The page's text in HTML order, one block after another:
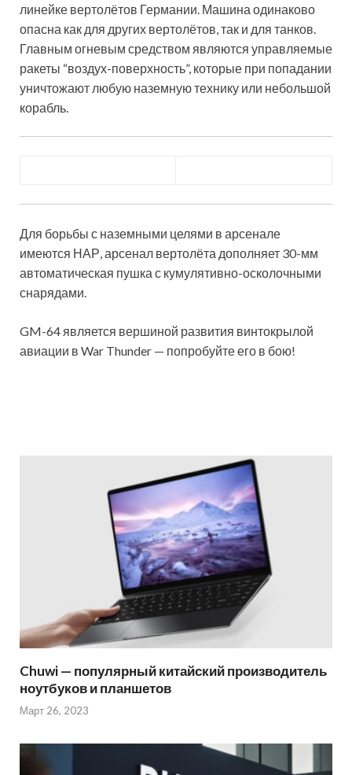
линейке вертолётов Германии. Машина одинаково
опасна как для других вертолётов, так и для танков.
Главным огневым средством являются управляемые
ракеты “воздух-поверхность”, которые при попадании
уничтожают любую наземную технику или небольшой
корабль.
Для борьбы с наземными целями в арсенале
имеются НАР, арсенал вертолёта дополняет 30-мм
автоматическая пушка с кумулятивно-осколочными
снарядами.
GM-64 является вершиной развития винтокрылой
авиации в War Thunder — попробуйте его в бою!
Chuwi — популярный китайский производитель
ноутбуков и планшетов
Март 26, 2023